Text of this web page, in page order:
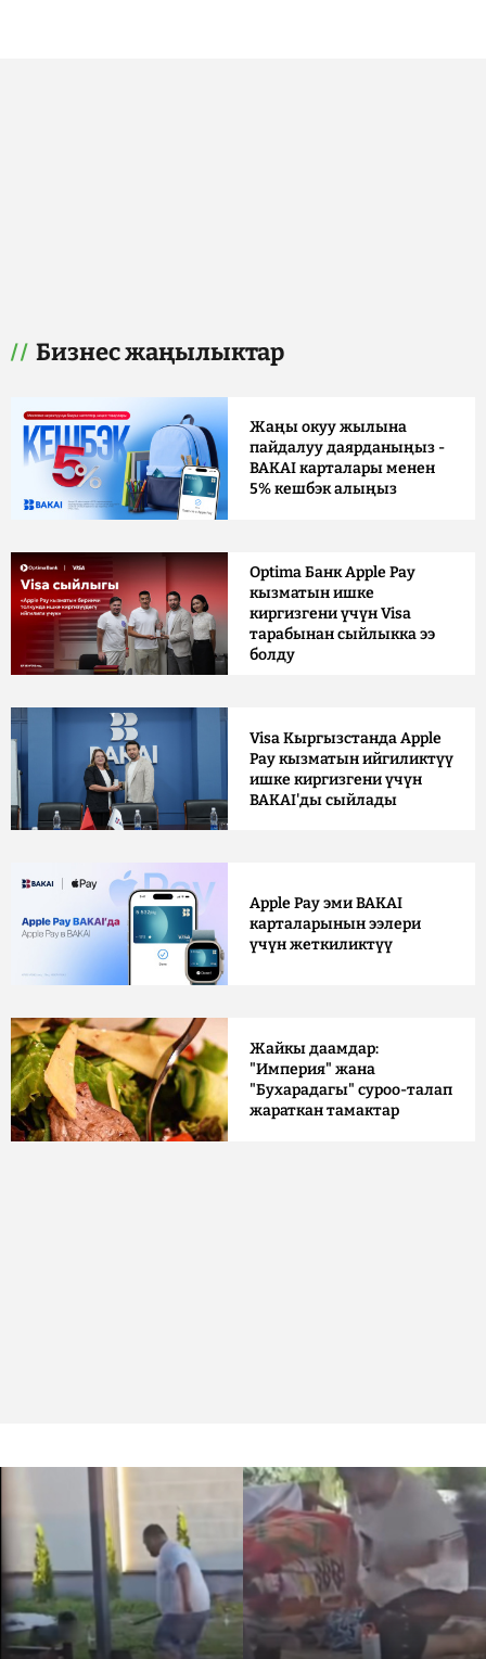
Бизнес жаңылыктар
Жаңы окуу жылына
пайдалуу даярданыңыз -
BAKAI карталары менен
5% кешбэк алыңыз
Optima Банк Apple Pay
кызматын ишке
киргизгени үчүн Visa
тарабынан сыйлыкка ээ
болду
Visa Кыргызстанда Apple
Pay кызматын ийгиликтүү
ишке киргизгени үчүн
BAKAI'ды сыйлады
Apple Pay эми BAKAI
карталарынын ээлери
үчүн жеткиликтүү
Жайкы даамдар:
"Империя" жана
"Бухарадагы" суроо-талап
жараткан тамактар